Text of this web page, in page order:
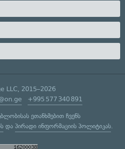
LLC, 2015–2026
+995 577 340 891
ეთანხმებით ჩვენს
და პირადი ინფორმაციის პოლიტიკას.